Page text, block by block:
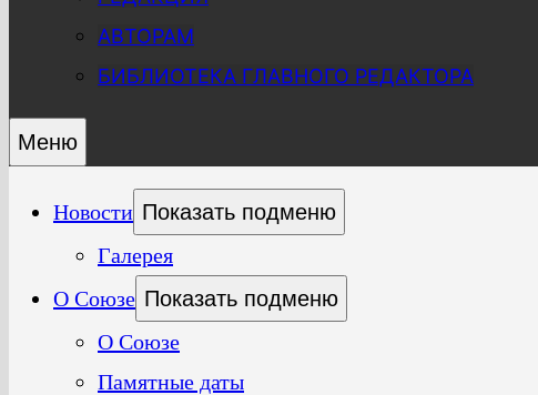
АВТОРАМ
БИБЛИОТЕКА ГЛАВНОГО РЕДАКТОРА
Меню
Новости Показать подменю
Галерея
О Союзе Показать подменю
О Союзе
Памятные даты